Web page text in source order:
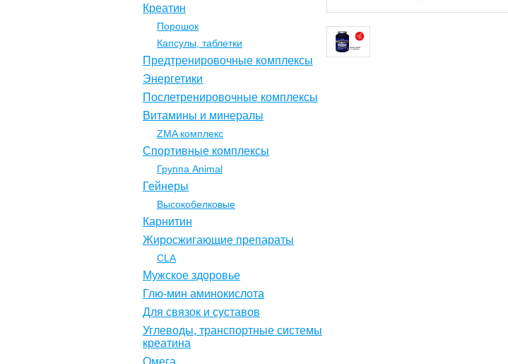
Креатин
Порошок
Капсулы, таблетки
Предтренировочные комплексы
Энергетики
Послетренировочные комплексы
Витамины и минералы
ZMA комплекс
Спортивные комплексы
Группа Animal
Гейнеры
Высокобелковые
Карнитин
Жиросжигающие препараты
CLA
Мужское здоровье
Глю-мин аминокислота
Для связок и суставов
Углеводы, транспортные системы
креатина
Омега